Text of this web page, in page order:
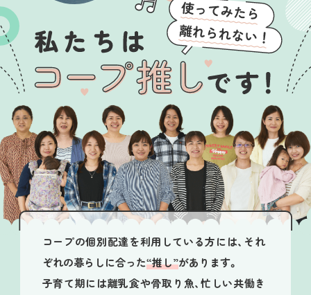
コープの個別配達を利用している方には、それ
ぞれの暮らしに合った“推し”があります。
子育て期には離乳食や骨取り魚、忙しい共働き